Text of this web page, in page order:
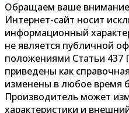
Обращаем ваше
Интернет-сайт носит
информационный
не является публичной
положениями Статьи 437
приведены как
изменены в любое время
Производитель может
характеристики и